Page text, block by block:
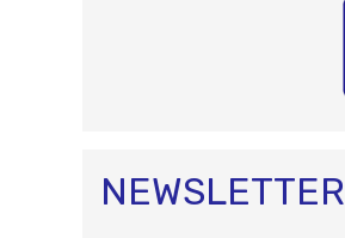
NEWSLETTER